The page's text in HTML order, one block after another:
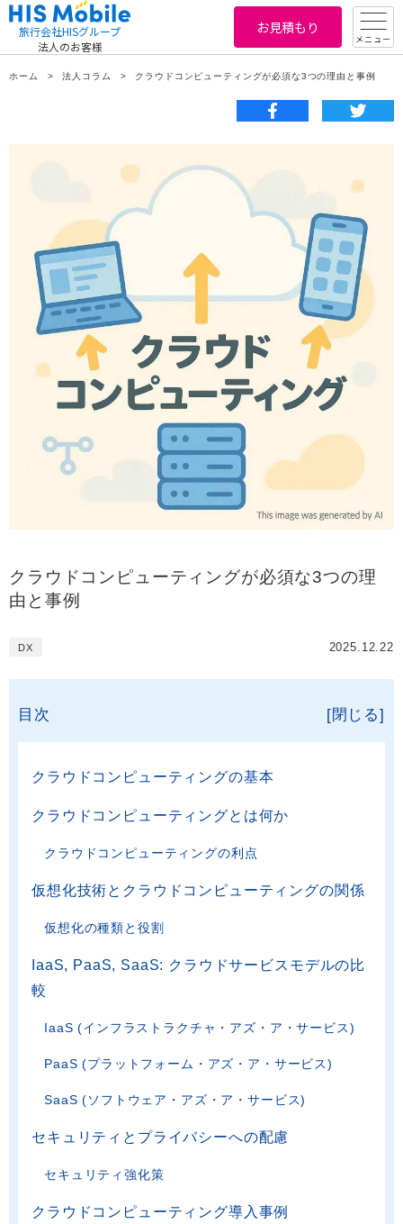
旅行会社HISグループ
法人のお客様
お見積もり
メニュー
ホーム 法人コラム クラウドコンピューティングが必須な3つの理由と事例
クラウドコンピューティングが必須な3つの理
由と事例
DX 2025.12.22
目次 [閉じる]
クラウドコンピューティングの基本
クラウドコンピューティングとは何か
クラウドコンピューティングの利点
仮想化技術とクラウドコンピューティングの関係
仮想化の種類と役割
IaaS, PaaS, SaaS: クラウドサービスモデルの比
較
IaaS (インフラストラクチャ・アズ・ア・サービス)
PaaS (プラットフォーム・アズ・ア・サービス)
SaaS (ソフトウェア・アズ・ア・サービス)
セキュリティとプライバシーへの配慮
セキュリティ強化策
クラウドコンピューティング導入事例